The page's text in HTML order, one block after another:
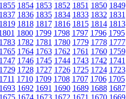
1855 1854 1853 1852 1851 1850 1849
1837 1836 1835 1834 1833 1832 1831
1819 1818 1817 1816 1815 1814 1813
1800 1799 1798 1797 1796 1795
1783 1782 1781 1780 1779 1778 1777
1765 1764 1763 1762 1761 1760 1759
1747 1746 1745 1744 1743 1742 1741
1729 1728 1727 1726 1725 1724 1723
1711 1710 1709 1708 1707 1706 1705
1693 1692 1691 1690 1689 1688 1687
1675 1674 1673 1672 1671 1670 1669